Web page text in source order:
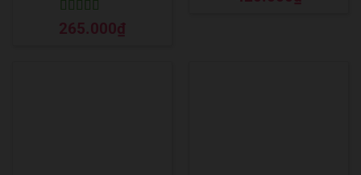
Được xếp
hạng55 sao
265.000₫
hạng55 sao